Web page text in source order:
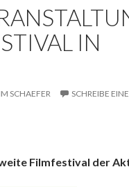
IN
SCHAEFER SCHREIBE
Filmfestival der